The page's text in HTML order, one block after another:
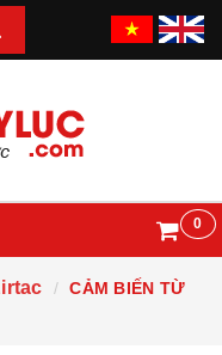
0
CẢM BIẾN TỪ